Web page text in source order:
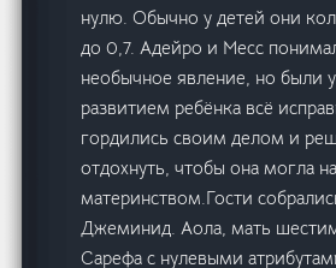
нулю. Обычно у детей они
до 0,7. Адейро и Месс
необычное явление, но были
развитием ребёнка всё
гордились своим делом и
отдохнуть, чтобы она могла
материнством.Гости
Джеминид. Аола, мать
Сарефа с нулевыми